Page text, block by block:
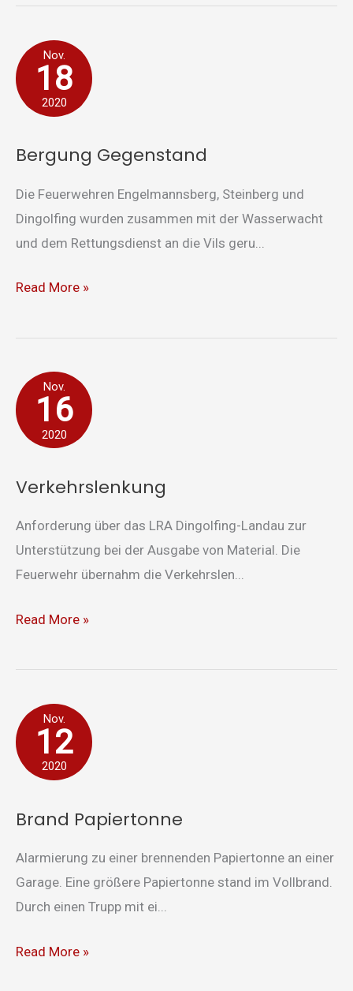
Nov.
18
2020
Bergung Gegenstand
Die Feuerwehren Engelmannsberg, Steinberg und
Dingolfing wurden zusammen mit der Wasserwacht
und dem Rettungsdienst an die Vils geru...
Bergung
Gegenstand
Read More »
Nov.
16
2020
Verkehrslenkung
Anforderung über das LRA Dingolfing-Landau zur
Unterstützung bei der Ausgabe von Material. Die
Feuerwehr übernahm die Verkehrslen...
Verkehrslenkung
Read More »
Nov.
12
2020
Brand Papiertonne
Alarmierung zu einer brennenden Papiertonne an einer
Garage. Eine größere Papiertonne stand im Vollbrand.
Durch einen Trupp mit ei...
Brand
Papiertonne
Read More »